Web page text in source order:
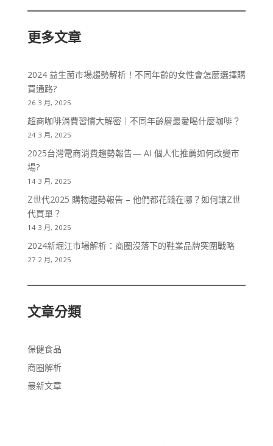
更多文章
2024 益生菌市場趨勢解析！不同年齡的女性會怎麼選擇購
買通路?
26 3 月, 2025
超商咖啡消費習慣大解密｜不同年齡層最愛喝什麼咖啡？
24 3 月, 2025
2025台灣電商消費趨勢報告— AI 個人化推薦如何改變市
場?
14 3 月, 2025
Z世代2025 購物趨勢報告 – 他們都花錢在哪？如何讓Z世
代買單？
14 3 月, 2025
2024新堀江市場解析：商圈沒落下的鞋業品牌突圍戰略
27 2 月, 2025
文章分類
保健食品
商圈解析
最新文章